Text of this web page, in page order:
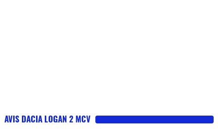
AVIS DACIA LOGAN 2 MCV